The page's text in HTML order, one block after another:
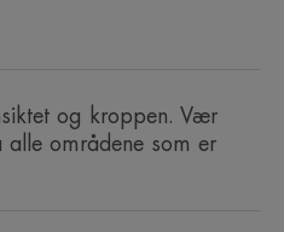
og meget tørr,
kuldeaggresjoner, takket
konsistens.
og kroppen. Vær
områdene som er